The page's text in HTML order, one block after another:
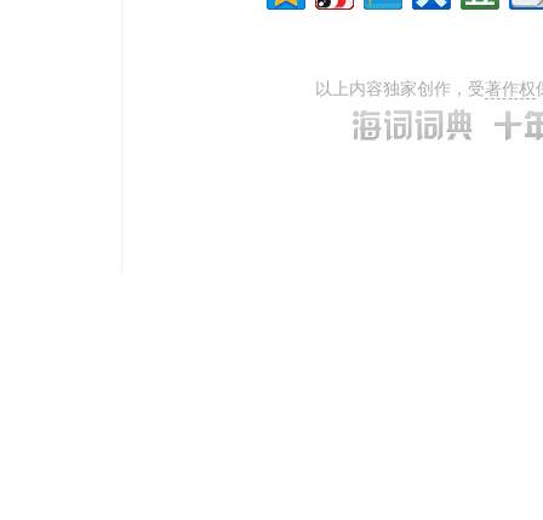
以上内容独家创作，受著作权